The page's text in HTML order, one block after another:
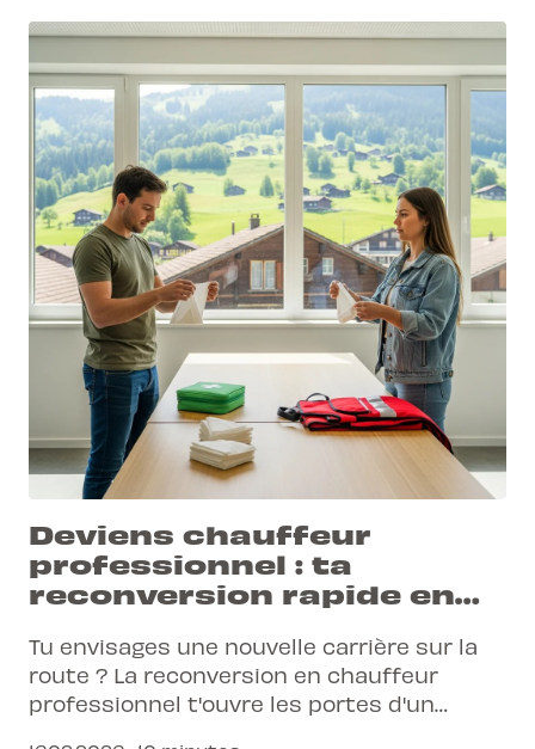
Deviens chauffeur
professionnel : ta
reconversion rapide en
Tu envisages une nouvelle carrière sur la
route ? La reconversion en chauffeur
professionnel t'ouvre les portes d'un